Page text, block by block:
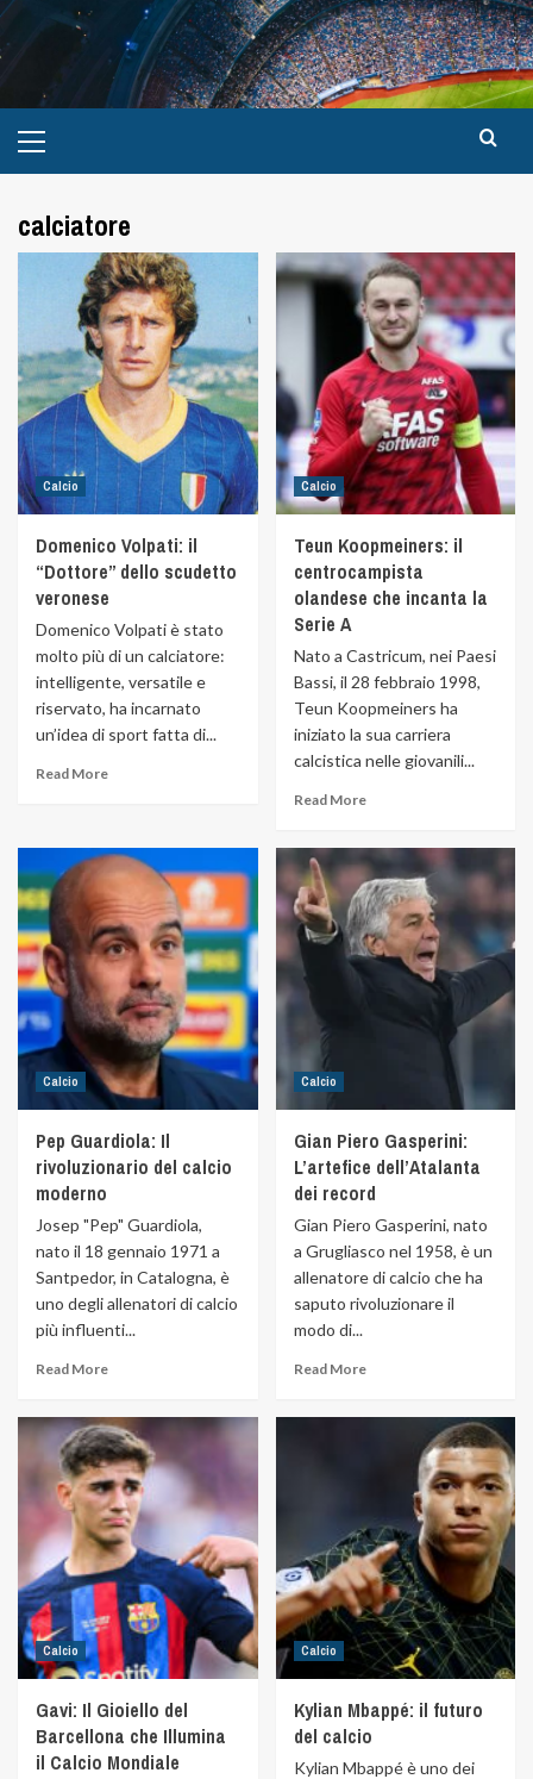
calciatore
Calcio
Domenico Volpati: il
“Dottore” dello scudetto
veronese
Domenico Volpati è stato
molto più di un calciatore:
intelligente, versatile e
riservato, ha incarnato
un’idea di sport fatta di...
Read More
Calcio
Teun Koopmeiners: il
centrocampista
olandese che incanta la
Serie A
Nato a Castricum, nei Paesi
Bassi, il 28 febbraio 1998,
Teun Koopmeiners ha
iniziato la sua carriera
calcistica nelle giovanili...
Read More
Calcio
Pep Guardiola: Il
rivoluzionario del calcio
moderno
Josep "Pep" Guardiola,
nato il 18 gennaio 1971 a
Santpedor, in Catalogna, è
uno degli allenatori di calcio
più influenti...
Read More
Calcio
Gian Piero Gasperini:
L’artefice dell’Atalanta
dei record
Gian Piero Gasperini, nato
a Grugliasco nel 1958, è un
allenatore di calcio che ha
saputo rivoluzionare il
modo di...
Read More
Calcio
Gavi: Il Gioiello del
Barcellona che Illumina
il Calcio Mondiale
Calcio
Kylian Mbappé: il futuro
del calcio
Kylian Mbappé è uno dei